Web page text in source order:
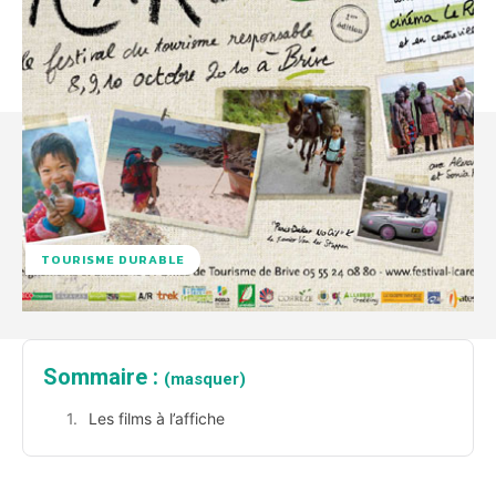
TOURISME DURABLE
Sommaire : (masquer)
Les films à l’affiche